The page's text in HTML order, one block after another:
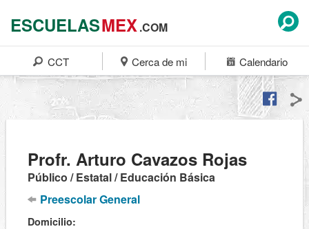
ESCUELASMEX.COM
CCT Cerca de mi Calendario
Profr. Arturo Cavazos Rojas
Público / Estatal / Educación Básica
Preescolar General
Domicilio: